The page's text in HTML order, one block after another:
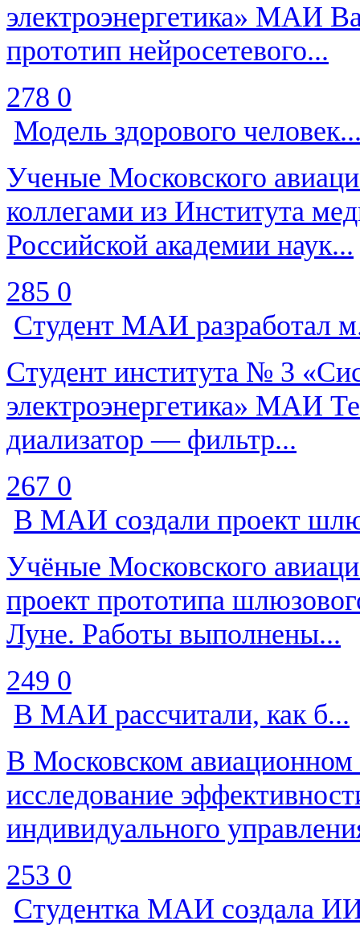
электроэнергетика» МАИ
прототип нейросетевого...
278 0
Модель здорового
Ученые Московского
коллегами из Института
Российской академии наук...
285 0
Студент МАИ разработал
Студент института № 3
электроэнергетика» МАИ
диализатор — фильтр...
267 0
В МАИ создали проект
Учёные Московского
проект прототипа
Луне. Работы выполнены...
249 0
В МАИ рассчитали, как б...
В Московском авиационном
исследование
индивидуального
253 0
Студентка МАИ создала